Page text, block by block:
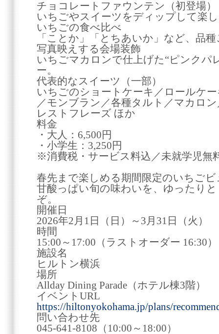
チョコレートファウンテン（初登場）
いちごやスイーツをディップして楽
いちごの食べ比べ
「ことか」「とちあいか」など、品
写真映えする会場装飾
いちごマカロンで仕上げた“ピンクパ
ー。
代表的なスイーツ（一部）
いちごのショートケーキ／ロールケ
／モンブラン／各種タルト／マカロ
レストフレーズ ほか
料金
・大人：6,500円
・小学生：3,250円
※消費税・サービス料込／未就学児無
春先まで楽しめる期間限定のいちご
甘酸っぱい旬の味わいを、ゆったり
ぞ。
開催日
2026年2月1日（日）～3月31日（火）
時間
15:00～17:00（ラストオーダー 16:30）
施設名
ヒルトン横浜
場所
Allday Dining Parade（ホテル棟3階）
イベントURL
https://hiltonyokohama.jp/plans/
問い合わせ先
045-641-8108（10:00～18:00）